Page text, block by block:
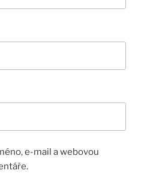
e-mail a webovou